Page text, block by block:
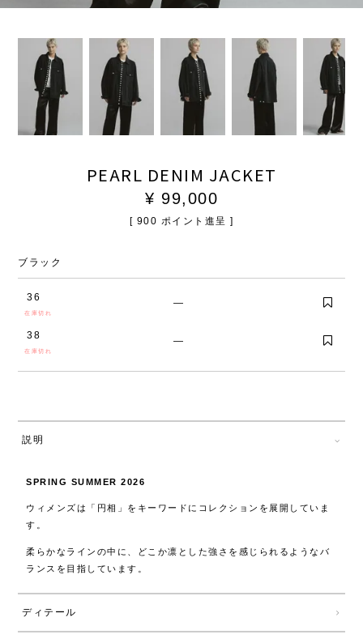
PEARL DENIM JACKET
¥ 99,000
[ 900 ポイント進呈 ]
ブラック
36
在庫切れ
—
38
在庫切れ
—
説明
SPRING SUMMER 2026
ウィメンズは「円相」をキーワードにコレクションを展開していま
す。
柔らかなラインの中に、どこか凛とした強さを感じられるようなバ
ランスを目指しています。
ディテール